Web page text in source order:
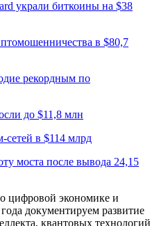
украли биткоины на $38
в $80,7
рекордным по
до $11,8 млн
в $114 млрд
моста после вывода 24,15
цифровой экономике и
документируем развитие
квантовых технологий